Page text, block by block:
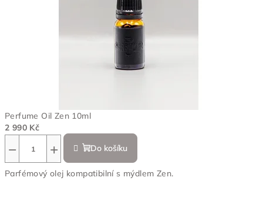
Perfume Oil Zen 10ml
2 990 Kč
+
− Do košíku
Parfémový olej kompatibilní s mýdlem Zen.